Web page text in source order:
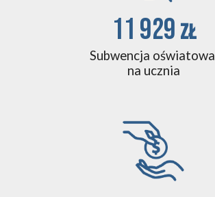
11 929 zł
Subwencja oświatowa
na ucznia